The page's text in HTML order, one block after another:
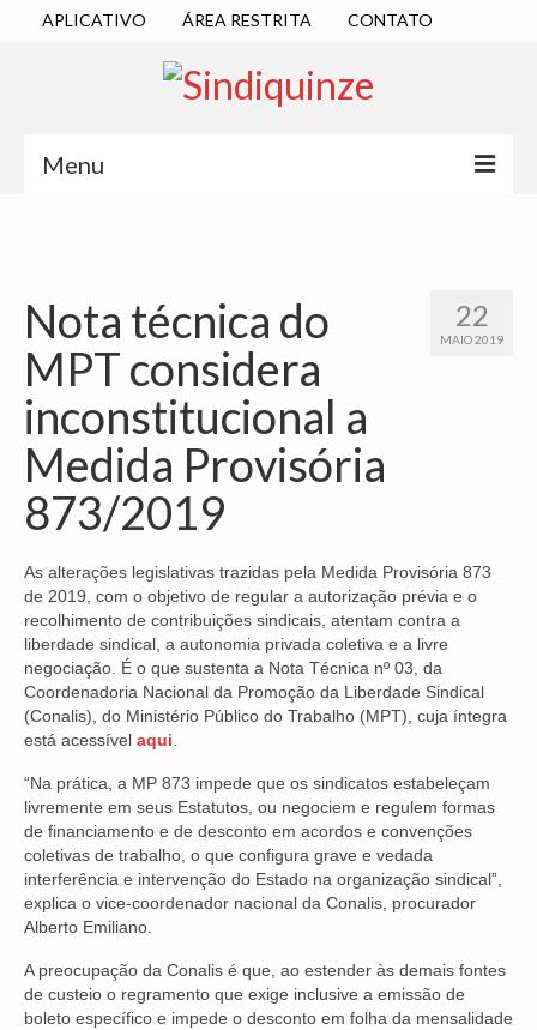
APLICATIVO ÁREA RESTRITA CONTATO
Menu
DIRETORIA EXECUTIVA
ESTATUTO
ATAS
LOCALIZAÇÃO
QUEM SOMOS
NOSSA HISTÓRIA
SUBSEDES
ARAÇATUBA
BAURU
RIBEIRÃO PRETO
SÃO JOSÉ DOS CAMPOS
SÃO JOSÉ DO RIO PRETO
SOROCABA
NOTÍCIAS
22
MAIO 2019
Nota técnica do
MPT considera
inconstitucional a
Medida Provisória
873/2019
As alterações legislativas trazidas pela Medida Provisória 873
de 2019, com o objetivo de regular a autorização prévia e o
recolhimento de contribuições sindicais, atentam contra a
liberdade sindical, a autonomia privada coletiva e a livre
negociação. É o que sustenta a Nota Técnica nº 03, da
Coordenadoria Nacional da Promoção da Liberdade Sindical
(Conalis), do Ministério Público do Trabalho (MPT), cuja íntegra
está acessível aqui
“Na prática, a MP 873 impede que os sindicatos estabeleçam
livremente em seus Estatutos, ou negociem e regulem formas
de financiamento e de desconto em acordos e convenções
coletivas de trabalho, o que configura grave e vedada
interferência e intervenção do Estado na organização sindical”,
explica o vice-coordenador nacional da Conalis, procurador
Alberto Emiliano.
A preocupação da Conalis é que, ao estender às demais fontes
de custeio o regramento que exige inclusive a emissão de
boleto específico e impede o desconto em folha da mensalidade